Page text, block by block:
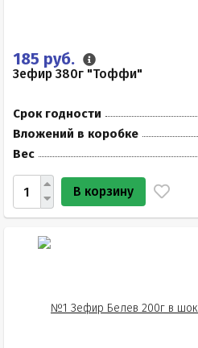
185 руб.
Зефир 380г "Тоффи"
Срок годности
Вложений в коробке
Вес
В корзину